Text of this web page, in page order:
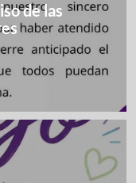
de las